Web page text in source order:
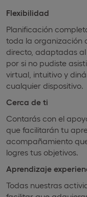
Flexibilidad
Planificación
toda la organización
directo, adaptadas
por si no pudiste
virtual, intuitivo y
cualquier dispositivo.
Cerca de ti
Contarás con el
que facilitarán tu
acompañamiento
logres tus objetivos.
Aprendizaje
Todas nuestras